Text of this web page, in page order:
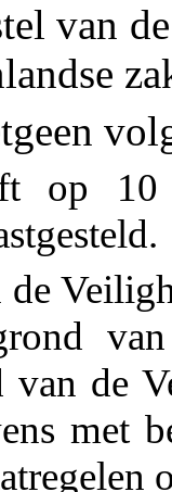
van
op 10
van de
met